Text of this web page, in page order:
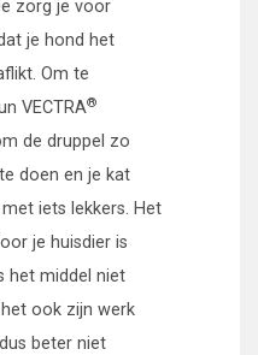
zorg je voor
je hond het
Om te
VECTRA®
de druppel zo
doen en je kat
iets lekkers. Het
je huisdier is
het middel niet
ook zijn werk
beter niet